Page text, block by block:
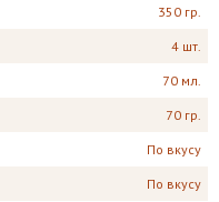
350 гр.
4 шт.
70 мл.
70 гр.
По вкусу
По вкусу